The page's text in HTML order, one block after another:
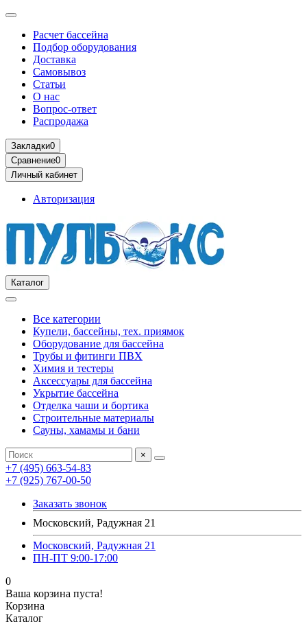
Расчет бассейна
Подбор оборудования
Доставка
Самовывоз
Статьи
О нас
Вопрос-ответ
Распродажа
Закладки0
Сравнение0
Личный кабинет
Авторизация
Каталог
Все категории
Купели, бассейны, тех. приямок
Оборудование для бассейна
Трубы и фитинги ПВХ
Химия и тестеры
Аксессуары для бассейна
Укрытие бассейна
Отделка чаши и бортика
Строительные материалы
Сауны, хамамы и бани
×
+7 (495) 663-54-83
+7 (925) 767-00-50
Заказать звонок
Московский, Радужная 21
Московский, Радужная 21
ПН-ПТ 9:00-17:00
0
Ваша корзина пуста!
Корзина
Каталог